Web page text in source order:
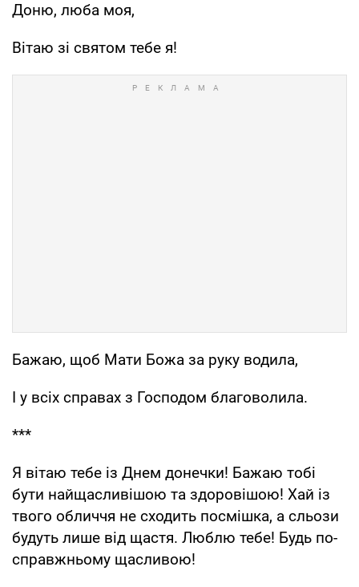
Доню, люба моя,
Вітаю зі святом тебе я!
Бажаю, щоб Мати Божа за руку водила,
І у всіх справах з Господом благоволила.
***
Я вітаю тебе із Днем донечки! Бажаю тобі
бути найщасливішою та здоровішою! Хай із
твого обличчя не сходить посмішка, а сльози
будуть лише від щастя. Люблю тебе! Будь по-
справжньому щасливою!